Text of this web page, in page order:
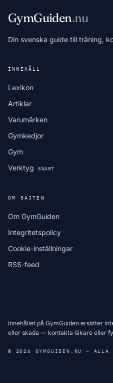
GymGuiden.nu
Din svenska guide till träning,
INNEHÅLL
Lexikon
Artiklar
Varumärken
Gymkedjor
Gym
Verktyg
SNART
OM SAJTEN
Om GymGuiden
Integritetspolicy
Cookie-inställningar
RSS-feed
Innehållet på GymGuiden ersätter
eller skada — kontakta läkare eller
© 2026 GYMGUIDEN.NU — ALLA